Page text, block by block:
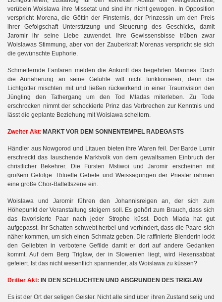
verübeln Woislawa ihre Missetat und sind ihr nicht gewogen. In Opposition
verspricht Morena, die Göttin der Finsternis, der Prinzessin um den Preis
ihrer Gefolgschaft Unterstützung und Steuerung des Geschicks, damit
Jaromir ihr seine Liebe zuwendet. Ihre Gewissensbisse trüben zwar
Woislawas Stimmung, aber von der Zauberkraft Morenas verspricht sie sich
die gewünschte Euphorie.
Schmetternde Fanfaren melden die Ankunft des begehrten Mannes. Doch
die Annäherung an seine Gefühle will nicht funktionieren, denn die
Lichtgötter mischten mit und ließen rückwirkend in einer Traumvision den
Jüngling den Tathergang um den Tod Mladas miterleben. Zu Tode
erschrocken nimmt der schockierte Prinz das Verbrechen zur Kenntnis und
lässt die geplante Beziehung mit Woislawa scheitern.
Zweiter Akt: MARKT VOR DEM SONNENTEMPEL RADEGASTS
Händler aus Nowgorod und Litauen bieten ihre Waren feil. Der Barde Lumir
erschreckt das lauschende Marktvolk von dem gewaltsamen Einbruch der
christlicher Bekehrer. Die Fürsten Mstiwoi und Jaromir erscheinen mit
großem Gefolge. Rituelle Gebete und Weissagungen der Priester rahmen
eine große Chor-Ballettszene ein.
Woislawa und Jaromir führen den Johannisreigen an, der sich zum
Höhepunkt der Veranstaltung steigern soll. Es gehört zum Brauch, dass sich
das favorisierte Paar nach jeder Strophe küsst. Doch Mlada hat gut
aufgepasst. Ihr Schatten schwebt herbei und verhindert, dass die Paare sich
näher kommen, um sich einen Schmatz geben. Die raffinierte Blenderin lockt
den Geliebten in verbotene Gefilde damit er dort auf andere Gedanken
kommt. Auf dem Berg Triglaw, der in Slowenien liegt, wird Hexensabbat
gefeiert. Ist das nicht wesentlich spannender, als Woislawa zu küssen?
Dritter Akt: IN DEN SCHLUCHTEN UND ABGRÜNDEN DES TRIGLAW
Es ist der Ort der seligen Geister. Nicht alle sind über ihren Zustand selig und